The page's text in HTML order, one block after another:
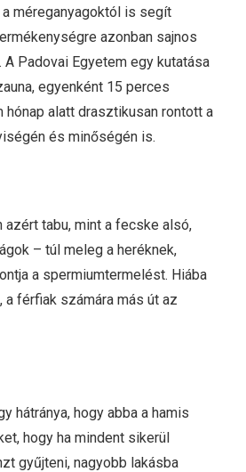
méreganyagoktól is segít
azonban sajnos
A Padovai Egyetem egy kutatása
egyenként 15 perces
hónap alatt drasztikusan rontott a
és minőségén is.
azért tabu, mint a fecske alsó,
– túl meleg a heréknek,
a spermiumtermelést. Hiába
férfiak számára más út az
hátránya, hogy abba a hamis
hogy ha mindent sikerül
gyűjteni, nagyobb lakásba